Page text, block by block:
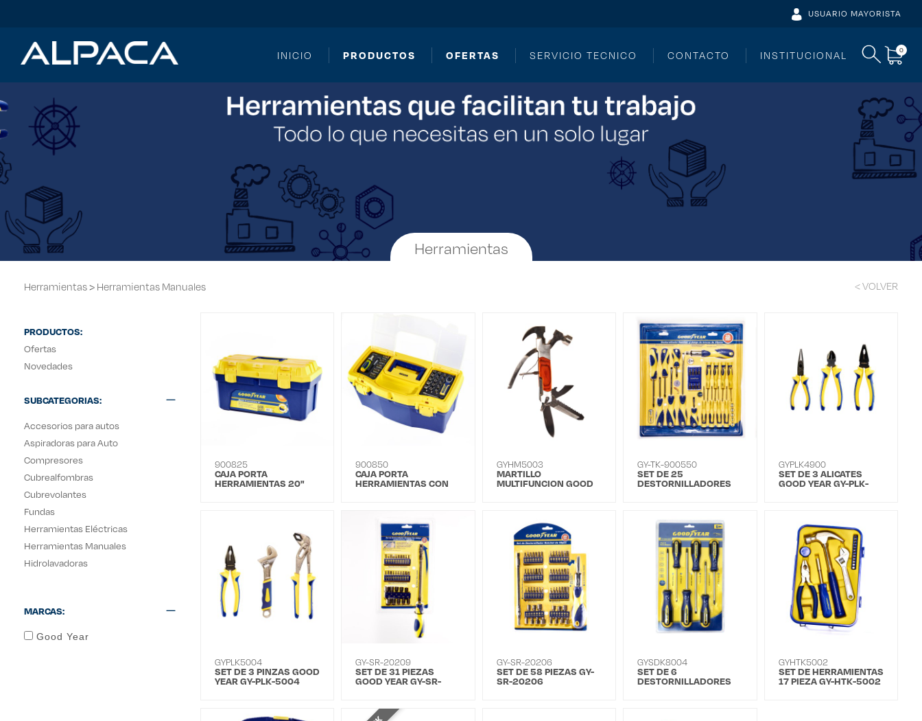
USUARIO MAYORISTA
0
INICIO PRODUCTOS OFERTAS SERVICIO TECNICO CONTACTO INSTITUCIONAL
Herramientas
Herramientas> Herramientas Manuales < VOLVER
PRODUCTOS:
Ofertas
Novedades
SUBCATEGORIAS:
Accesorios para autos
Aspiradoras para Auto
Compresores
Cubrealfombras
Cubrevolantes
Fundas
Herramientas Eléctricas
Herramientas Manuales
Hidrolavadoras
MARCAS:
Good Year
900825
CAJA PORTA
HERRAMIENTAS 20"
900850
CAJA PORTA
HERRAMIENTAS CON
GYHM5003
MARTILLO
MULTIFUNCION GOOD
GY-TK-900550
SET DE 25
DESTORNILLADORES
GYPLK4900
SET DE 3 ALICATES
GOOD YEAR GY-PLK-
GYPLK5004
SET DE 3 PINZAS GOOD
YEAR GY-PLK-5004
GY-SR-20209
SET DE 31 PIEZAS
GOOD YEAR GY-SR-
GY-SR-20206
SET DE 58 PIEZAS GY-
SR-20206
GYSDK8004
SET DE 6
DESTORNILLADORES
GYHTK5002
SET DE HERRAMIENTAS
17 PIEZA GY-HTK-5002